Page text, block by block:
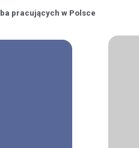
pracujących w Polsce